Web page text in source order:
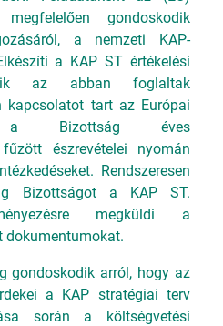
gondoskodik
a nemzeti KAP-
a KAP ST értékelési
az abban foglaltak
kapcsolatot tart az Európai
a Bizottság éves
fűzött észrevételei nyomán
Rendszeresen
Bizottságot a KAP ST.
megküldi a
dokumentumokat.
gondoskodik arról, hogy az
a KAP stratégiai terv
során a költségvetési